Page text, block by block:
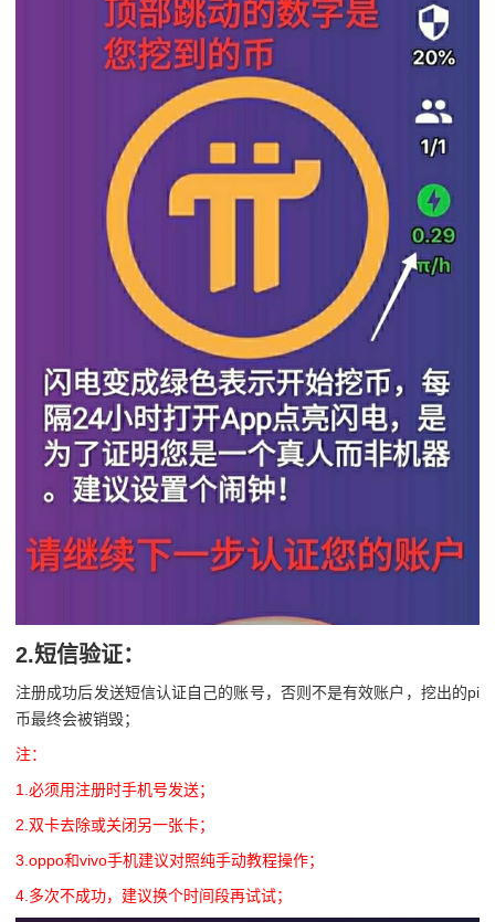
2.短信验证：
注册成功后发送短信认证自己的账号，否则不是有效账户，挖出的pi
币最终会被销毁；
注：
1.必须用注册时手机号发送；
2.双卡去除或关闭另一张卡；
3.oppo和vivo手机建议对照纯手动教程操作；
4.多次不成功，建议换个时间段再试试；